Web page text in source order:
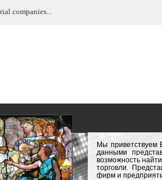
companies...
Мы приветствуем
данными
возможность
торговли.
фирм и